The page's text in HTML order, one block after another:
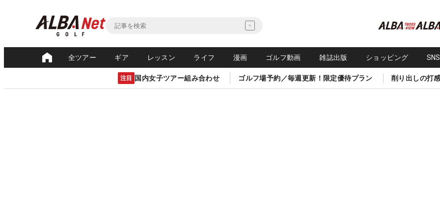
全ツアー ギア レッスン ライフ 漫画 ゴルフ動画 雑誌出版 ショッピング
注目 国内女子ツアー組み合わせ ゴルフ場予約／毎週更新！限定優待プラン 削り出しの打